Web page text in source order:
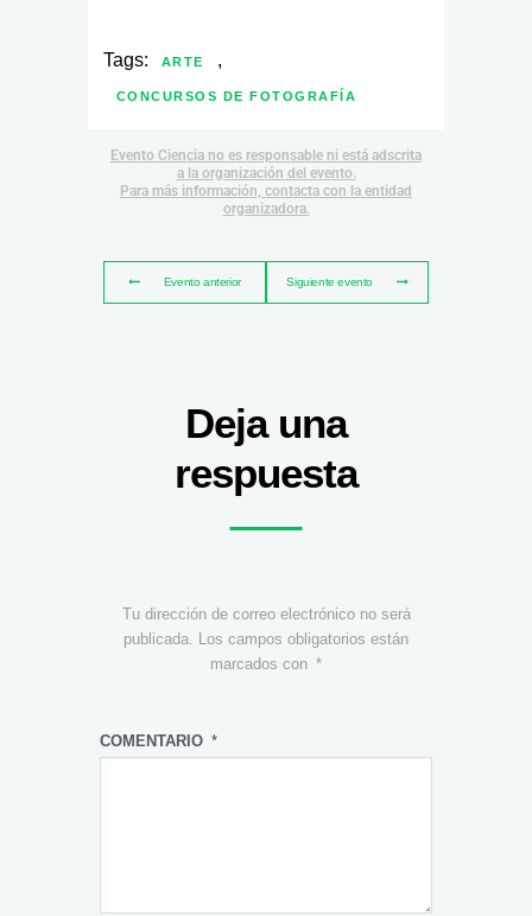
Tags: ARTE ,
CONCURSOS DE FOTOGRAFÍA
Evento Ciencia no es responsable ni está adscrita
a la organización del evento.
Para más información, contacta con la entidad
organizadora.
Evento anterior Siguiente evento
Deja una
respuesta
Tu dirección de correo electrónico no será
publicada. Los campos obligatorios están
marcados con *
COMENTARIO *